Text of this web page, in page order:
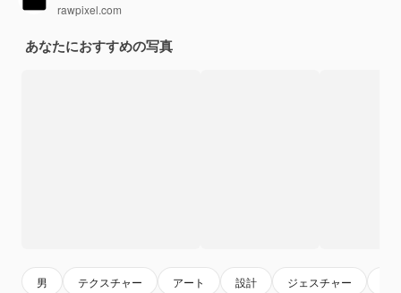
rawpixel.com
あなたにおすすめの写真
男 テクスチャー アート 設計 ジェスチャー